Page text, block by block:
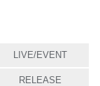
LIVE/EVENT
RELEASE